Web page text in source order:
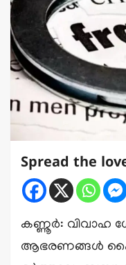
Spread the
കണ്ണൂർ: വിവാഹ
ആഭരണങ്ങൾ